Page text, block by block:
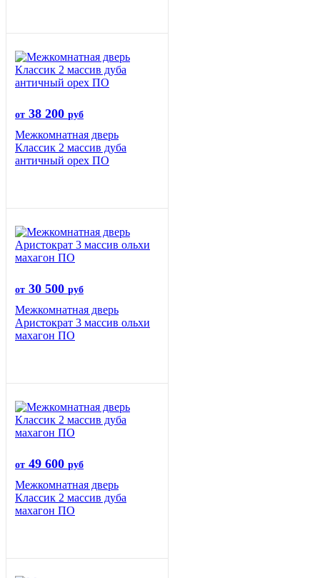
от 38 200 руб
Межкомнатная дверь
Классик 2 массив дуба
античный орех ПО
от 30 500 руб
Межкомнатная дверь
Аристократ 3 массив ольхи
махагон ПО
от 49 600 руб
Межкомнатная дверь
Классик 2 массив дуба
махагон ПО